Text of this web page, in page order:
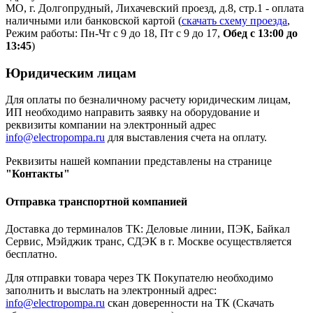
МО, г. Долгопрудный, Лихачевский проезд, д.8, стр.1 - оплата
наличными или банковской картой (скачать схему проезда,
Режим работы: Пн-Чт с 9 до 18, Пт с 9 до 17, Обед с 13:00 до
13:45)
Юридическим лицам
Для оплаты по безналичному расчету юридическим лицам,
ИП необходимо направить заявку на оборудование и
реквизиты компании на электронный адрес
info@electropompa.ru для выставления счета на оплату.
Реквизиты нашей компании представлены на странице
"Контакты"
Отправка транспортной компанией
Доставка до терминалов ТК: Деловые линии, ПЭК, Байкал
Сервис, Мэйджик транс, СДЭК в г. Москве осуществляется
бесплатно.
Для отправки товара через ТК Покупателю необходимо
заполнить и выслать на электронный адрес:
info@electropompa.ru скан доверенности на ТК (Скачать